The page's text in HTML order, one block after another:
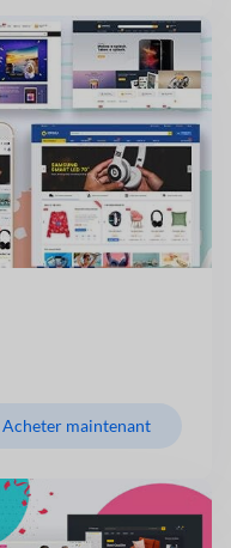
Acheter maintenant